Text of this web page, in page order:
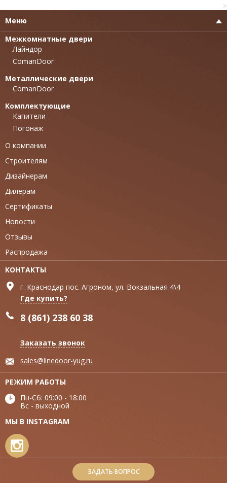
>
Меню
Межкомнатные двери
Лайндор
ComanDoor
Металлические двери
ComanDoor
Комплектующие
Капители
Погонаж
О компании
Строителям
Дизайнерам
Дилерам
Сертификаты
Новости
Отзывы
Распродажа
КОНТАКТЫ
г. Краснодар пос. Агроном, ул. Вокзальная 4\4
Где купить?
8 (861) 238 60 38
Заказать звонок
sales@linedoor-yug.ru
РЕЖИМ РАБОТЫ
Пн-Сб: 09:00 - 18:00
Вс - выходной
МЫ В INSTAGRAM
ЗАДАТЬ ВОПРОС